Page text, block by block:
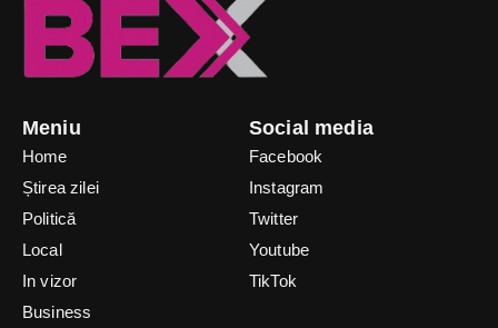
Meniu
Home
Știrea zilei
Politică
Local
In vizor
Business
Social media
Facebook
Instagram
Twitter
Youtube
TikTok